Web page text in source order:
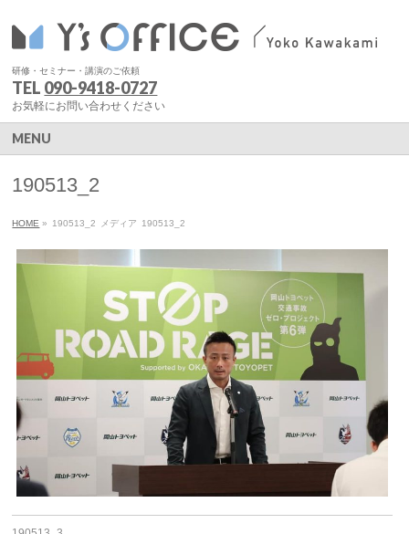
研修・セミナー・講演のご依頼
TEL 090-9418-0727
お気軽にお問い合わせください
MENU
190513_2
HOME » 190513_2 メディア 190513_2